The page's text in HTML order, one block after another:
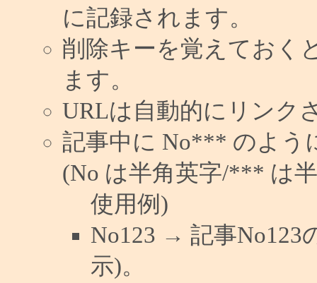
に記録されます。
削除キーを覚えておく
ます。
URLは自動的にリンク
記事中に No*** のよう
(No は半角英字/*** は
使用例)
No123 → 記事No123
示)。